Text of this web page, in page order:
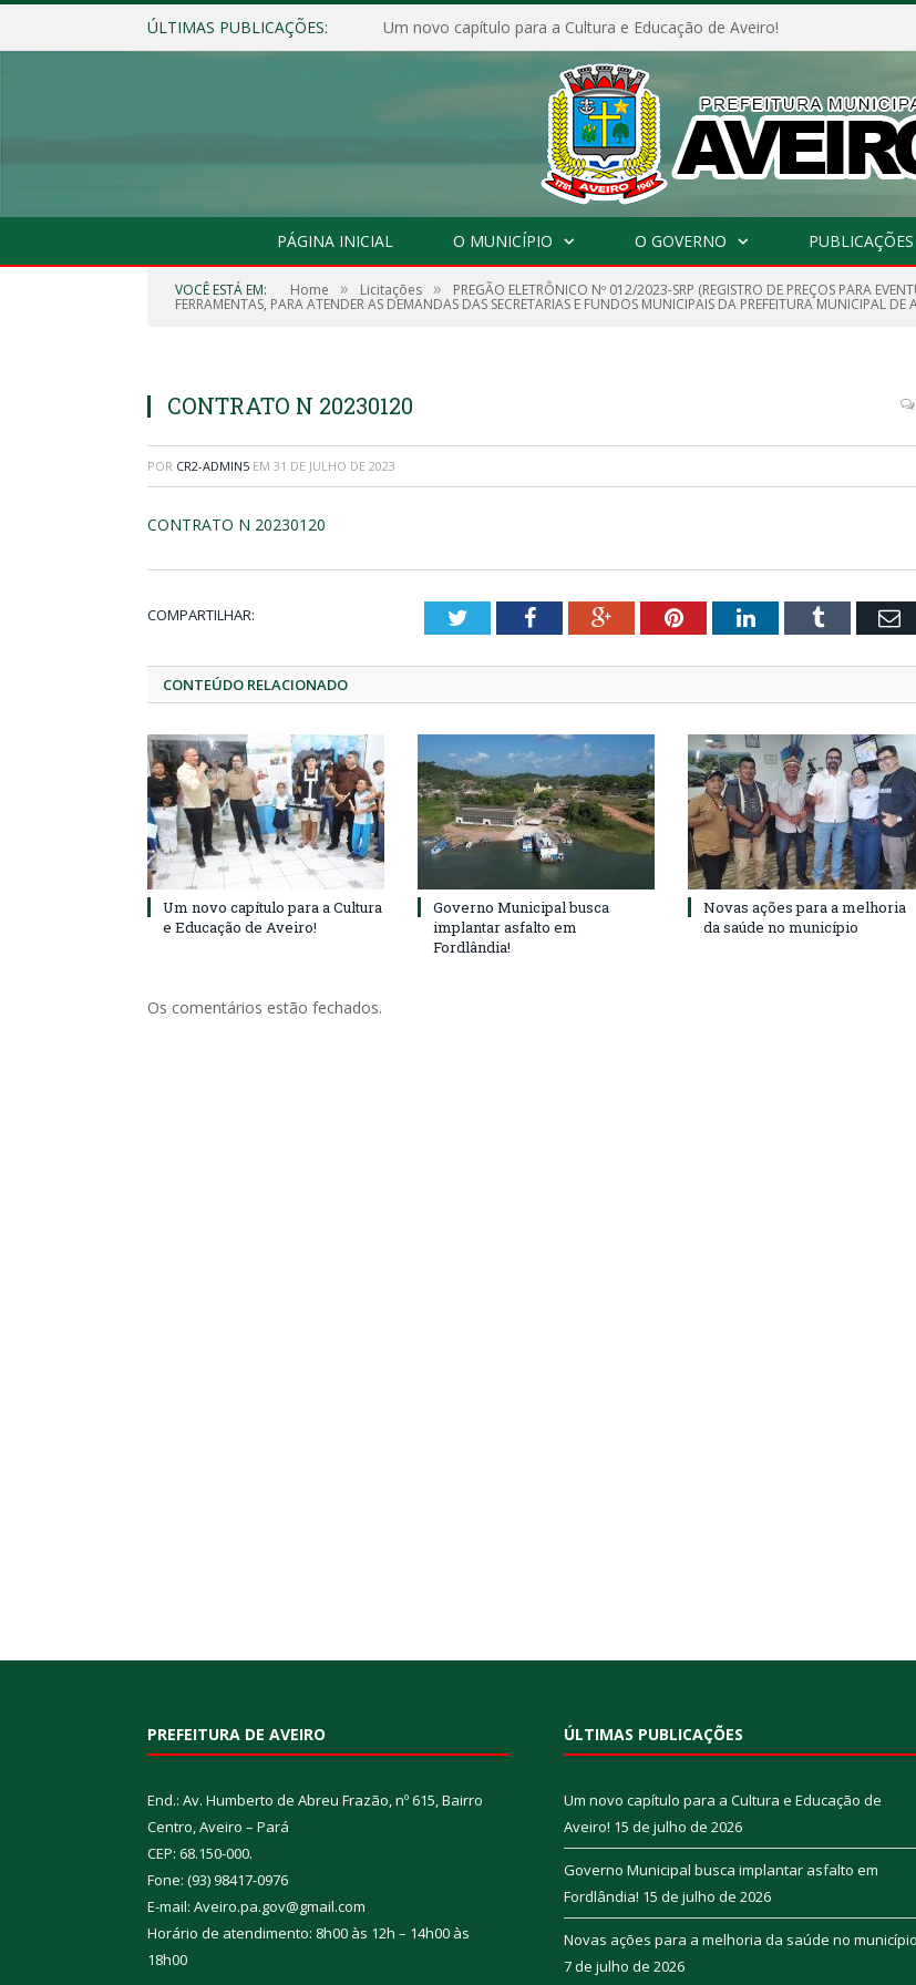
ÚLTIMAS PUBLICAÇÕES: Um novo capítulo para a Cultura e Educação de Aveiro!
PÁGINA INICIAL O MUNICÍPIO O GOVERNO
VOCÊ ESTÁ EM: Home » Licitações » PREGÃO ELETRÔNICO Nº 012/2023-SRP (REGISTRO DE PREÇOS PARA
FERRAMENTAS, PARA ATENDER AS DEMANDAS DAS SECRETARIAS E FUNDOS MUNICIPAIS DA PREFEITURA MUNICIPAL DE
CONTRATO N 20230120
POR CR2-ADMIN5 EM 31 DE JULHO DE 2023
CONTRATO N 20230120
COMPARTILHAR: TwitterFacebookGoogle+PinterestLinkedInTumblr
CONTEÚDO RELACIONADO
Um novo capítulo para a Cultura
e Educação de Aveiro!
Governo Municipal busca
implantar asfalto em
Fordlândia!
Novas ações para a melhoria
da saúde no município
Os comentários estão fechados.
PREFEITURA DE AVEIRO
End.: Av. Humberto de Abreu Frazão, nº 615, Bairro
Centro, Aveiro – Pará
CEP: 68.150-000.
Fone: (93) 98417-0976
E-mail: Aveiro.pa.gov@gmail.com
Horário de atendimento: 8h00 às 12h – 14h00 às
18h00
ÚLTIMAS PUBLICAÇÕES
Um novo capítulo para a Cultura e Educação de
Aveiro! 15 de julho de 2026
Governo Municipal busca implantar asfalto em
Fordlândia! 15 de julho de 2026
Novas ações para a melhoria da saúde no município
7 de julho de 2026